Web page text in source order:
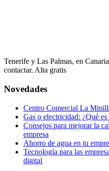
Tenerife y Las Palmas, en
contactar. Alta gratis
Novedades
Centro Comercial La
Gas o electricidad: ¿Qué
Consejos para mejorar la
empresa
Ahorro de agua en tu
Tecnología para las
digital